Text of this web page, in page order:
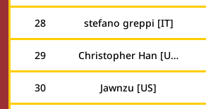
28 stefano greppi [IT]
29 Christopher Han [US]
30 Jawnzu [US]